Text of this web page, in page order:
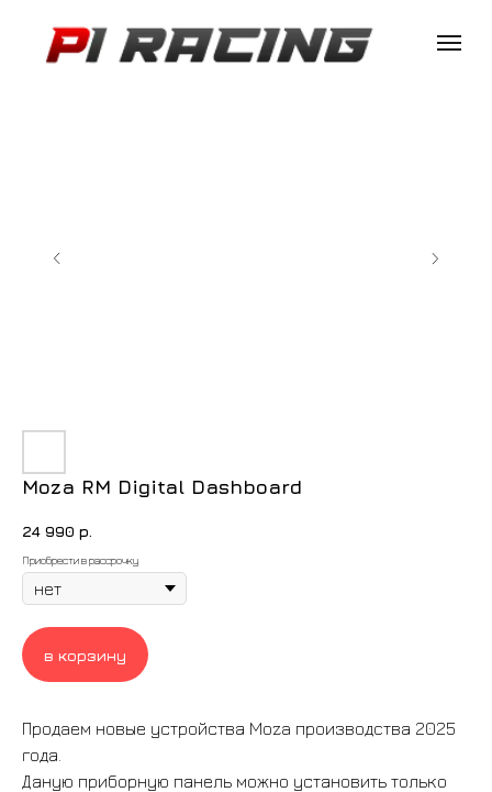
Moza RM Digital Dashboard
24 990 р.
Приобрести в рассрочку
в корзину
Прoдaем нoвые устройства Moza прoизводcтва 2025
гoда.
Даную приборную панель можно установить только